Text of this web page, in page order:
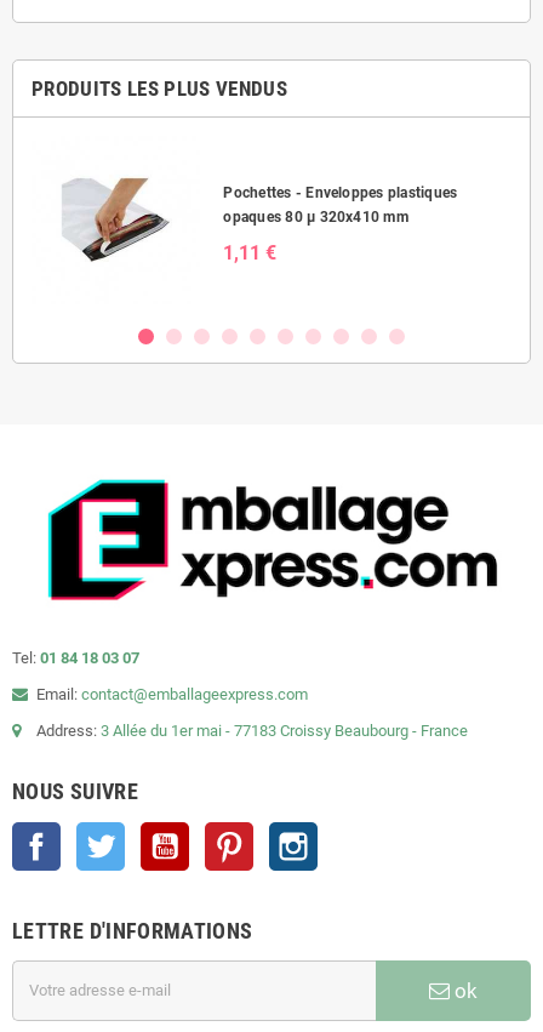
PRODUITS LES PLUS VENDUS
Pochettes - Enveloppes plastiques
opaques 80 µ 320x410 mm
1,11 €
Tel: 01 84 18 03 07
Email: contact@emballageexpress.com
Address: 3 Allée du 1er mai - 77183 Croissy Beaubourg - France
NOUS SUIVRE
Facebook Twitter YouTube Pinterest
LETTRE D'INFORMATIONS
ok